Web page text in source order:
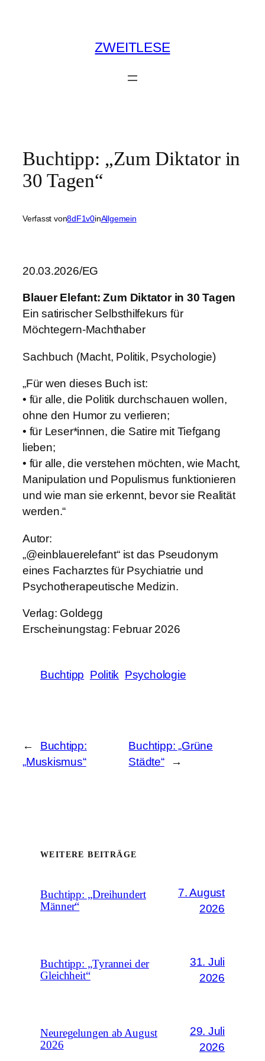
ZWEITLESE
Buchtipp: „Zum Diktator in
30 Tagen“
Verfasst von8dF1v0inAllgemein
20.03.2026/EG
Blauer Elefant: Zum Diktator in 30 Tagen
Ein satirischer Selbsthilfekurs für
Möchtegern-Machthaber
Sachbuch (Macht, Politik, Psychologie)
„Für wen dieses Buch ist:
• für alle, die Politik durchschauen wollen,
ohne den Humor zu verlieren;
• für Leser*innen, die Satire mit Tiefgang
lieben;
• für alle, die verstehen möchten, wie Macht,
Manipulation und Populismus funktionieren
und wie man sie erkennt, bevor sie Realität
werden.“
Autor:
„@einblauerelefant“ ist das Pseudonym
eines Facharztes für Psychiatrie und
Psychotherapeutische Medizin.
Verlag: Goldegg
Erscheinungstag: Februar 2026
Buchtipp Politik Psychologie
←
Buchtipp:
„Muskismus“
Buchtipp: „Grüne
Städte“
→
WEITERE BEITRÄGE
Buchtipp: „Dreihundert
Männer“
7. August
2026
Buchtipp: „Tyrannei der
Gleichheit“
31. Juli
2026
Neuregelungen ab August
2026
29. Juli
2026